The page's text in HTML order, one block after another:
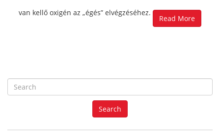
van kellő oxigén az „égés” elvégzéséhez.
Read More
e
a
r
Search